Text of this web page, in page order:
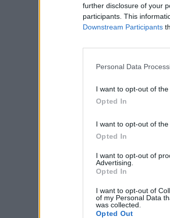
further disclosure of your
participants. This
Downstream Participants
Personal Data
I want to opt-out of
Opted In
I want to opt-out of
Opted In
I want to opt-out of
Advertising.
Opted In
I want to opt-out of
of my Personal Data
was collected.
Opted Out